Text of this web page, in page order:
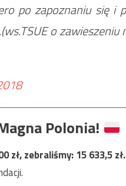
po zapoznaniu się i
o
Polonia!
zł, zebraliśmy:15 633,5zł.